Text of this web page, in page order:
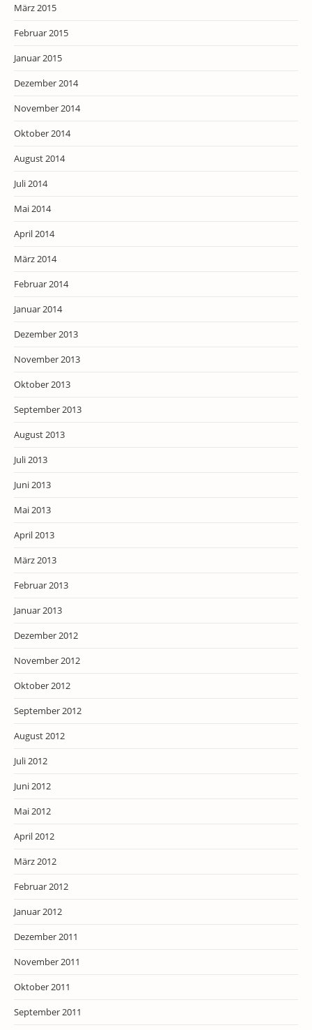
März 2015
Februar 2015
Januar 2015
Dezember 2014
November 2014
Oktober 2014
August 2014
Juli 2014
Mai 2014
April 2014
März 2014
Februar 2014
Januar 2014
Dezember 2013
November 2013
Oktober 2013
September 2013
August 2013
Juli 2013
Juni 2013
Mai 2013
April 2013
März 2013
Februar 2013
Januar 2013
Dezember 2012
November 2012
Oktober 2012
September 2012
August 2012
Juli 2012
Juni 2012
Mai 2012
April 2012
März 2012
Februar 2012
Januar 2012
Dezember 2011
November 2011
Oktober 2011
September 2011